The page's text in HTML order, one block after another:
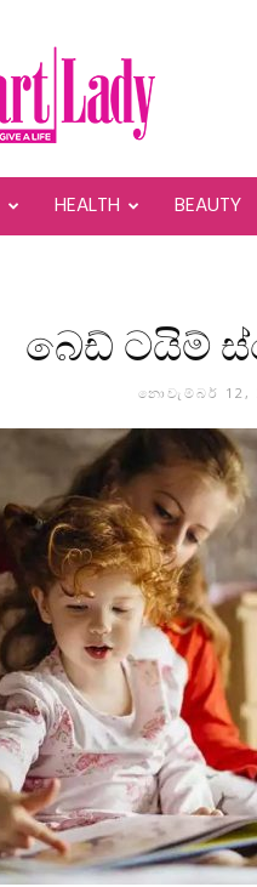
HEALTH BEAUTY
බෙඩ් ටයිම්
නොවැම්බර් 12,